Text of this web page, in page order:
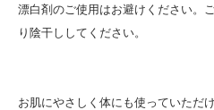
漂白剤のご使用はお避けください。
り陰干ししてください。
お肌にやさしく体にも使っていただ